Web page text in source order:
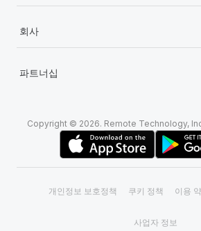
회사
파트너십
Copyright © 2026. Remote Technology,
개인정보 보호정책 쿠키 정책 이용
사업자 정보